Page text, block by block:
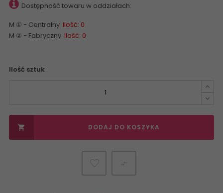
Dostępność towaru w oddziałach:
M ① - Centralny Ilość: 0
M ② - Fabryczny Ilość: 0
Ilość sztuk
 DODAJ DO KOSZYKA